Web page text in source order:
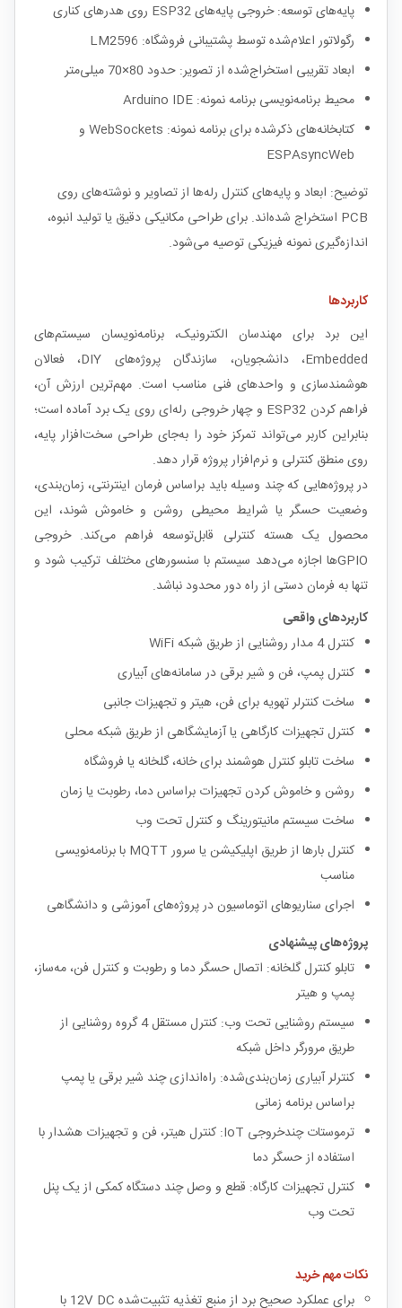
پایه‌های توسعه: خروجی پایه‌های ESP32 روی هدرهای کناری
رگولاتور اعلام‌شده توسط پشتیبانی فروشگاه: LM2596
ابعاد تقریبی استخراج‌شده از تصویر: حدود 80×70 میلی‌متر
محیط برنامه‌نویسی برنامه نمونه: Arduino IDE
کتابخانه‌های ذکرشده برای برنامه نمونه: WebSockets و
ESPAsyncWeb
توضیح: ابعاد و پایه‌های کنترل رله‌ها از تصاویر و نوشته‌های روی
PCB استخراج شده‌اند. برای طراحی مکانیکی دقیق یا تولید انبوه،
اندازه‌گیری نمونه فیزیکی توصیه می‌شود.
کاربردها
این برد برای مهندسان الکترونیک، برنامه‌نویسان سیستم‌های
Embedded، دانشجویان، سازندگان پروژه‌های DIY، فعالان
هوشمندسازی و واحدهای فنی مناسب است. مهم‌ترین ارزش آن،
فراهم کردن ESP32 و چهار خروجی رله‌ای روی یک برد آماده است؛
بنابراین کاربر می‌تواند تمرکز خود را به‌جای طراحی سخت‌افزار پایه،
روی منطق کنترلی و نرم‌افزار پروژه قرار دهد.
در پروژه‌هایی که چند وسیله باید براساس فرمان اینترنتی، زمان‌بندی،
وضعیت حسگر یا شرایط محیطی روشن و خاموش شوند، این
محصول یک هسته کنترلی قابل‌توسعه فراهم می‌کند. خروجی
GPIOها اجازه می‌دهد سیستم با سنسورهای مختلف ترکیب شود و
تنها به فرمان دستی از راه دور محدود نباشد.
کاربردهای واقعی
کنترل 4 مدار روشنایی از طریق شبکه WiFi
کنترل پمپ، فن و شیر برقی در سامانه‌های آبیاری
ساخت کنترلر تهویه برای فن، هیتر و تجهیزات جانبی
کنترل تجهیزات کارگاهی یا آزمایشگاهی از طریق شبکه محلی
ساخت تابلو کنترل هوشمند برای خانه، گلخانه یا فروشگاه
روشن و خاموش کردن تجهیزات براساس دما، رطوبت یا زمان
ساخت سیستم مانیتورینگ و کنترل تحت وب
کنترل بارها از طریق اپلیکیشن یا سرور MQTT با برنامه‌نویسی
مناسب
اجرای سناریوهای اتوماسیون در پروژه‌های آموزشی و دانشگاهی
پروژه‌های پیشنهادی
تابلو کنترل گلخانه: اتصال حسگر دما و رطوبت و کنترل فن، مه‌ساز،
پمپ و هیتر
سیستم روشنایی تحت وب: کنترل مستقل 4 گروه روشنایی از
طریق مرورگر داخل شبکه
کنترلر آبیاری زمان‌بندی‌شده: راه‌اندازی چند شیر برقی یا پمپ
براساس برنامه زمانی
ترموستات چندخروجی IoT: کنترل هیتر، فن و تجهیزات هشدار با
استفاده از حسگر دما
کنترل تجهیزات کارگاه: قطع و وصل چند دستگاه کمکی از یک پنل
تحت وب
نکات مهم خرید
برای عملکرد صحیح برد از منبع تغذیه تثبیت‌شده 12V DC با